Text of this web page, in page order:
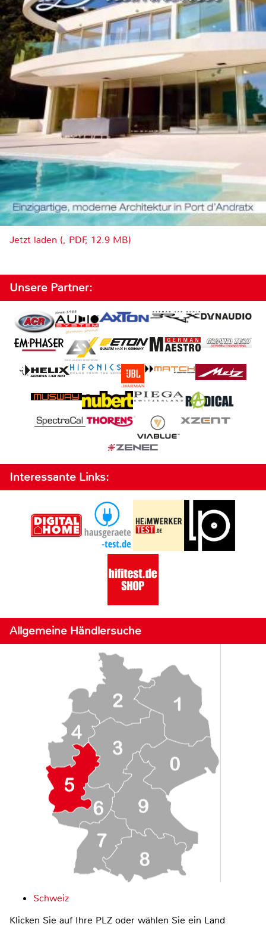
Jetzt laden (, PDF, 12.9 MB)
Unsere Partner:
Interessante Links:
Allgemeine Händlersuche
Schweiz
Klicken Sie auf Ihre PLZ oder wählen Sie ein Land